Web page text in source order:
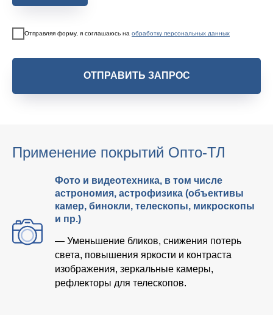
Отправляя форму, я соглашаюсь на обработку персональных данных
ОТПРАВИТЬ ЗАПРОС
Применение покрытий Опто-ТЛ
Фото и видеотехника, в том числе
астрономия, астрофизика (объективы
камер, бинокли, телескопы, микроскопы
и пр.)
— Уменьшение бликов, снижения потерь
света, повышения яркости и контраста
изображения, зеркальные камеры,
рефлекторы для телескопов.